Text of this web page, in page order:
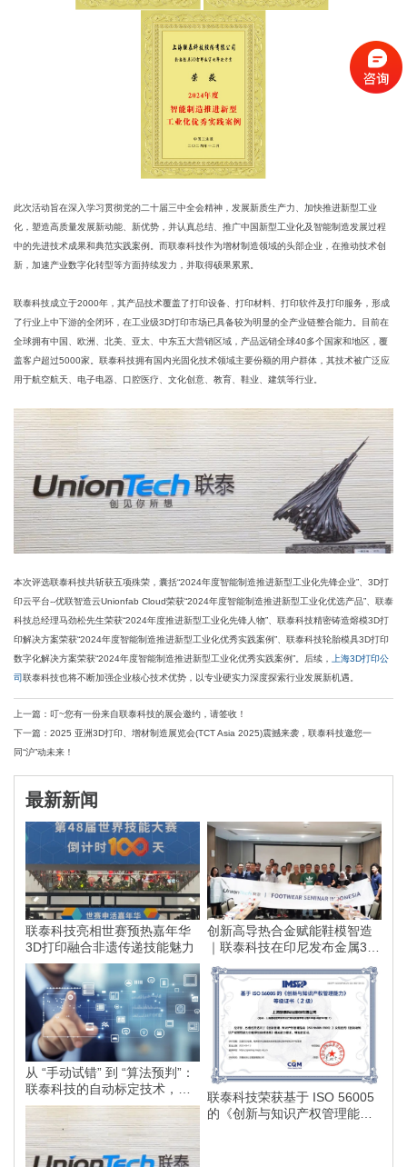
此次活动旨在深入学习贯彻党的二十届三中全会精神，发展新质生产力、加快推进新型工业
化，塑造高质量发展新动能、新优势，并认真总结、推广中国新型工业化及智能制造发展过程
中的先进技术成果和典范实践案例。而联泰科技作为增材制造领域的头部企业，在推动技术创
新，加速产业数字化转型等方面持续发力，并取得硕果累累。
联泰科技成立于2000年，其产品技术覆盖了打印设备、打印材料、打印软件及打印服务，形成
了行业上中下游的全闭环，在工业级3D打印市场已具备较为明显的全产业链整合能力。目前在
全球拥有中国、欧洲、北美、亚太、中东五大营销区域，产品远销全球40多个国家和地区，覆
盖客户超过5000家。联泰科技拥有国内光固化技术领域主要份额的用户群体，其技术被广泛应
用于航空航天、电子电器、口腔医疗、文化创意、教育、鞋业、建筑等行业。
本次评选联泰科技共斩获五项殊荣，囊括“2024年度智能制造推进新型工业化先锋企业”、3D打
印云平台--优联智造云Unionfab Cloud荣获“2024年度智能制造推进新型工业化优选产品”、联泰
科技总经理马劲松先生荣获“2024年度推进新型工业化先锋人物”、联泰科技精密铸造熔模3D打
印解决方案荣获“2024年度智能制造推进新型工业化优秀实践案例”、联泰科技轮胎模具3D打印
数字化解决方案荣获“2024年度智能制造推进新型工业化优秀实践案例”。后续，
上海3D打印公
司联泰科技也将不断加强企业核心技术优势，以专业硬实力深度探索行业发展新机遇。
上一篇：叮~您有一份来自联泰科技的展会邀约，请签收！
下一篇：2025 亚洲3D打印、增材制造展览会(TCT Asia 2025)震撼来袭，联泰科技邀您一
同“沪”动未来！
最新新闻
联泰科技亮相世赛预热嘉年华
3D打印融合非遗传递技能魅力
创新高导热合金赋能鞋模智造
｜联泰科技在印尼发布金属3D
打印落地方案
从 “手动试错” 到 “算法预判”：
联泰科技的自动标定技术，如
何为智能制造划定更高的行业
标准？
联泰科技荣获基于 ISO 56005
的《创新与知识产权管理能